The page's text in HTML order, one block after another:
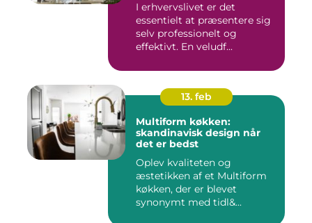
I erhvervslivet er det
essentielt at præsentere sig
selv professionelt og
effektivt. En veludf...
13. feb
Multiform køkken:
skandinavisk design når
det er bedst
Oplev kvaliteten og
æstetikken af et Multiform
køkken, der er blevet
synonymt med tidl&...